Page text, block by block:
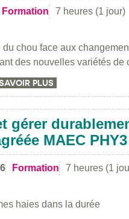
Formation 7 heures (1 jour)
du chou face aux
des nouvelles variétés de
PLUS
gérer
MAEC PHY3
Formation 7 heures (1
haies dans la durée